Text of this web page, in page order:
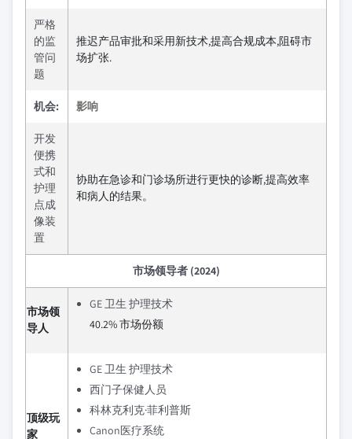
严格
的监
管问
题
推迟产品审批和采用新技术,提高合规成本,阻碍市
场扩张.
机会: 影响
开发
便携
式和
护理
点成
像装
置
协助在急诊和门诊场所进行更快的诊断,提高效率
和病人的结果。
市场领导者 (2024)
市场领
导人
GE 卫生 护理技术
40.2% 市场份额
顶级玩
家
GE 卫生 护理技术
西门子保健人员
科林克利克·菲利普斯
Canon医疗系统